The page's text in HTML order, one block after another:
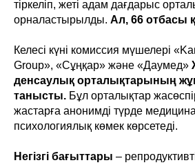
тіркеліп, жеті адам дағдарыс
орналастырылды. Ал, 66 отбасы
Келесі күні комиссия мүшелері
Group», «Сұңқар» және «Даумед»
денсаулық орталықтарының
танысты. Бұл орталықтар
жастарға анонимді түрде
психологиялық көмек көрсетеді.
Негізгі бағыттары –